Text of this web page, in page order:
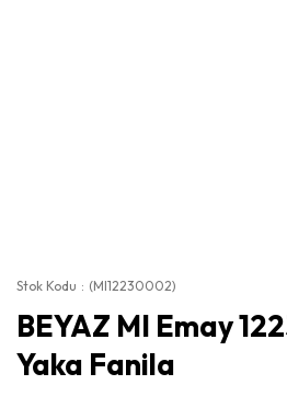
Stok Kodu (MI12230002)
BEYAZ MI Emay
Yaka Fanila